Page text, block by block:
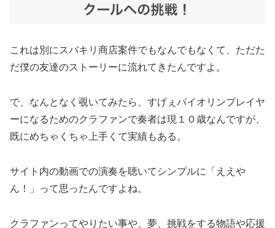
これは別にスバキリ商店案件でもなんでもなくて、ただた
だ僕の友達のストーリーに流れてきたんですよ。
で、なんとなく覗いてみたら、すげぇバイオリンプレイヤ
ーになるためのクラファンで奏者は現１０歳なんですが、
既にめちゃくちゃ上手くて実績もある。
サイト内の動画での演奏を聴いてシンプルに「ええや
ん！」って思ったんですよね。
クラファンってやりたい事や、夢、挑戦をする物語や応援